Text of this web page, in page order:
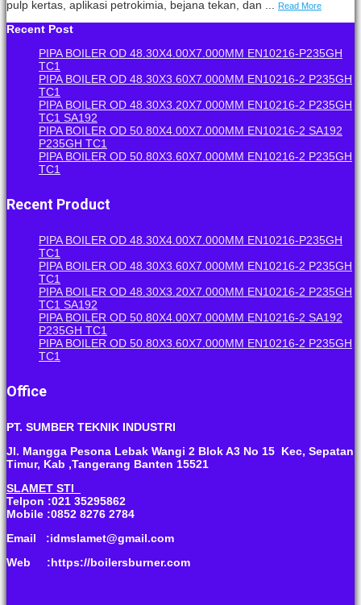
pulp kertas, aplikasi petrokimia, bejana tekan, dan ... Read More
Recent Post
PIPA BOILER OD 48.30X4.00X7.000MM EN10216-P235GH
TC1
PIPA BOILER OD 48.30X3.60X7.000MM EN10216-2 P235GH
TC1
PIPA BOILER OD 48.30X3.20X7.000MM EN10216-2 P235GH
TC1 SA192
PIPA BOILER OD 50.80X4.00X7.000MM EN10216-2 SA192
P235GH TC1
PIPA BOILER OD 50.80X3.60X7.000MM EN10216-2 P235GH
TC1
Recent Product
PIPA BOILER OD 48.30X4.00X7.000MM EN10216-P235GH
TC1
PIPA BOILER OD 48.30X3.60X7.000MM EN10216-2 P235GH
TC1
PIPA BOILER OD 48.30X3.20X7.000MM EN10216-2 P235GH
TC1 SA192
PIPA BOILER OD 50.80X4.00X7.000MM EN10216-2 SA192
P235GH TC1
PIPA BOILER OD 50.80X3.60X7.000MM EN10216-2 P235GH
TC1
Office
PT. SUMBER TEKNIK INDUSTRI
Jl. Mangga Pesona Lebak Wangi 2 Blok A3 No 15 Kec, Sepatan
Timur, Kab ,Tangerang Banten 15521
SLAMET STI
Telpon :021 35295862
Mobile :0852 8276 2784
Email :idmslamet@gmail.com
Web :https://boilersburner.com